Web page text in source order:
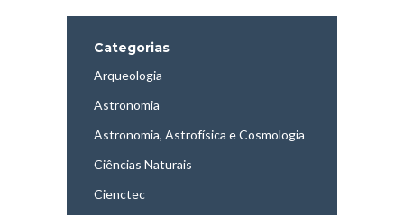
Categorias
Arqueologia
Astronomia
Astronomia, Astrofísica e Cosmologia
Ciências Naturais
Cienctec